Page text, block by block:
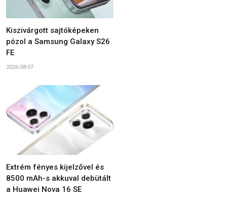
Kiszivárgott sajtóképeken
pózol a Samsung Galaxy S26
FE
2026-08-07
Extrém fényes kijelzővel és
8500 mAh-s akkuval debütált
a Huawei Nova 16 SE